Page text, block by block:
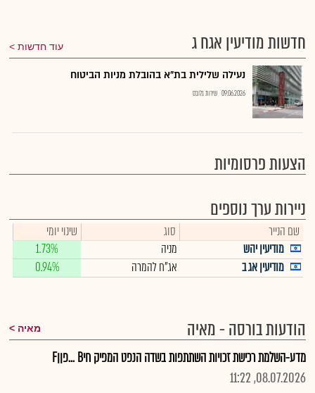
חדשות מודיעין אגח ג עוד חדשות
נעילה שלילית בת"א בהובלת מניות הביטוח
09.06.2026 שירות גלובס
הצעות פרסומיות
ניירות ערך נוספים
שם הנייר סוג
שינוי יומי
מודיעין יהש
מניה
1.73%
מודיעין אג ב
אג"ח להמרה 0.94%
הודעות בורסה - מאיה מאיה
מדע-השלמת רכישת זכויות השתתפות בשדה הנפט המפיק חיB ...פןןF
08.07.2026, 11:22